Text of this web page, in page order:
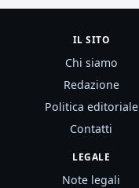
IL SITO
Chi siamo
Redazione
Politica editoriale
Contatti
LEGALE
Note legali